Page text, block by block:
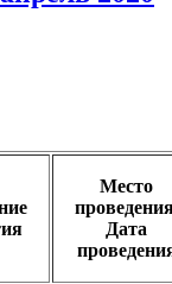
Место
Дата